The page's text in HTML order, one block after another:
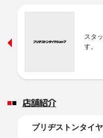
ｰ
2026年6月5日
ALENZA
商品情報
スタ
す。
店舗紹介
ブリヂストンタイ